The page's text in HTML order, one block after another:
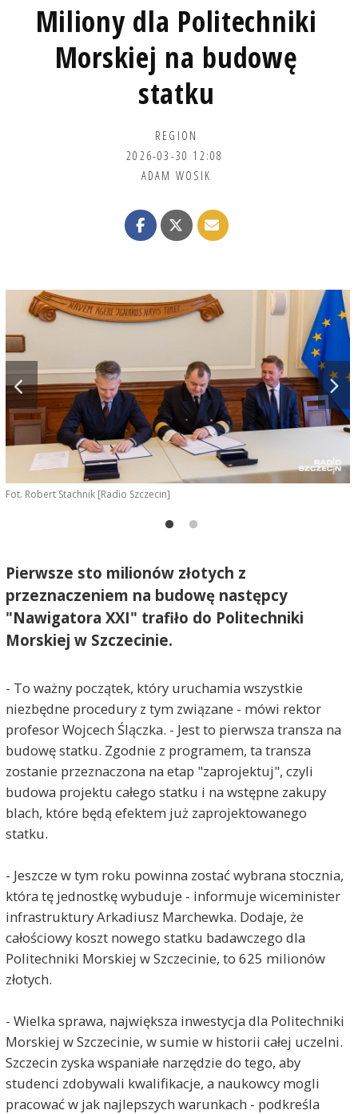
Miliony dla Politechniki
Morskiej na budowę
statku
REGION
2026-03-30 12:08
ADAM WOSIK
Fot. Robert Stachnik [Radio Szczecin]
Pierwsze sto milionów złotych z
przeznaczeniem na budowę następcy
"Nawigatora XXI" trafiło do Politechniki
Morskiej w Szczecinie.
- To ważny początek, który uruchamia wszystkie
niezbędne procedury z tym związane - mówi rektor
profesor Wojcech Ślączka. - Jest to pierwsza transza na
budowę statku. Zgodnie z programem, ta transza
zostanie przeznaczona na etap "zaprojektuj", czyli
budowa projektu całego statku i na wstępne zakupy
blach, które będą efektem już zaprojektowanego
statku.
- Jeszcze w tym roku powinna zostać wybrana stocznia,
która tę jednostkę wybuduje - informuje wiceminister
infrastruktury Arkadiusz Marchewka. Dodaje, że
całościowy koszt nowego statku badawczego dla
Politechniki Morskiej w Szczecinie, to 625 milionów
złotych.
- Wielka sprawa, największa inwestycja dla Politechniki
Morskiej w Szczecinie, w sumie w historii całej uczelni.
Szczecin zyska wspaniałe narzędzie do tego, aby
studenci zdobywali kwalifikacje, a naukowcy mogli
pracować w jak najlepszych warunkach - podkreśla